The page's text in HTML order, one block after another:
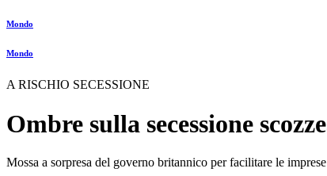
Mondo
Mondo
A RISCHIO SECESSIONE
Ombre sulla secessione
Mossa a sorpresa del governo britannico per facilitare le